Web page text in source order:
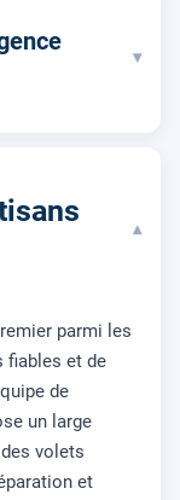
▾
▾
parmi les
fiables et de
de
un large
volets
et